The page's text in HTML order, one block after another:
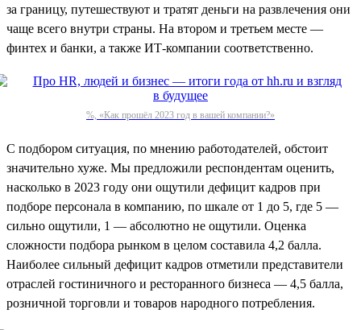
за границу, путешествуют и тратят деньги на развлечения они
чаще всего внутри страны. На втором и третьем месте —
финтех и банки, а также ИТ-компании соответственно.
%, «Как прошёл 2023 год в вашей компании?»
С подбором ситуация, по мнению работодателей, обстоит
значительно хуже. Мы предложили респондентам оценить,
насколько в 2023 году они ощутили дефицит кадров при
подборе персонала в компанию, по шкале от 1 до 5, где 5 —
сильно ощутили, 1 — абсолютно не ощутили. Оценка
сложности подбора рынком в целом составила 4,2 балла.
Наиболее сильный дефицит кадров отметили представители
отраслей гостиничного и ресторанного бизнеса — 4,5 балла,
розничной торговли и товаров народного потребления.